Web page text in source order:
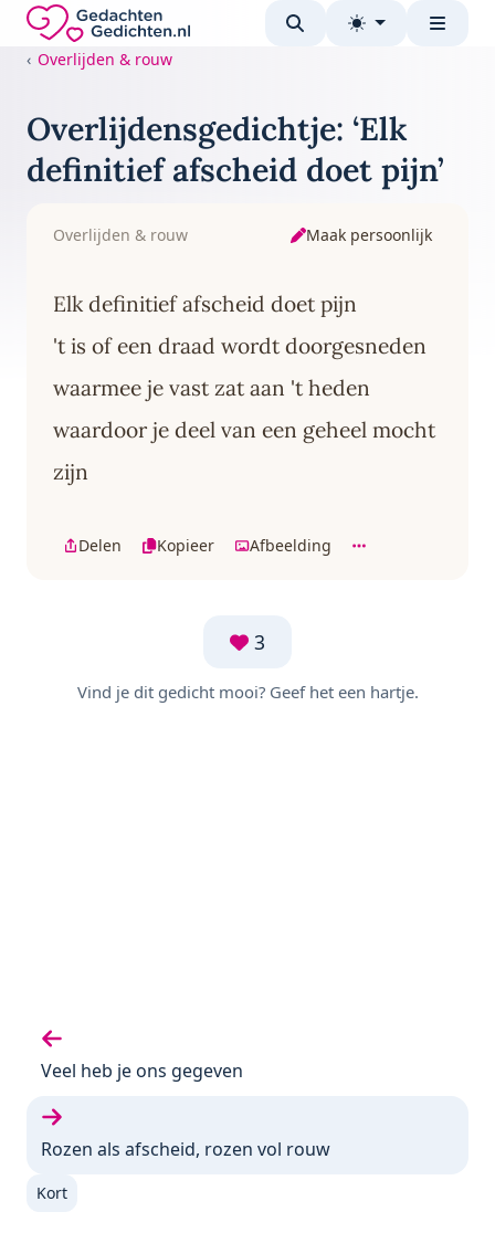
Direct naar de inhoud
Gedachten-Gedichten.nl — naar de homepage
Overlijden & rouw
Overlijdensgedichtje: ‘Elk
definitief afscheid doet pijn’
Overlijden & rouw Maak persoonlijk
Elk definitief afscheid doet pijn
't is of een draad wordt doorgesneden
waarmee je vast zat aan 't heden
waardoor je deel van een geheel mocht
zijn
Delen Kopieer Afbeelding
3
Vind je dit gedicht mooi? Geef het een hartje.
Vorige gedicht:
Veel heb je ons gegeven
Volgende gedicht:
Rozen als afscheid, rozen vol rouw
Kort